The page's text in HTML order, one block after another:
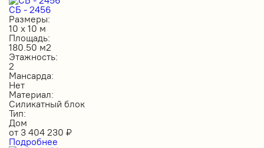
СБ - 2456
Размеры:
10 х 10 м
Площадь:
180.50 м2
Этажность:
2
Мансарда:
Нет
Материал:
Силикатный блок
Тип:
Дом
от 3 404 230 ₽
Подробнее